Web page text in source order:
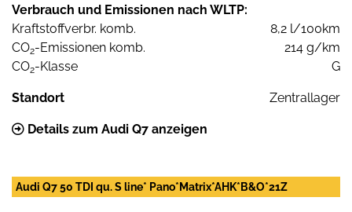
Verbrauch und Emissionen nach WLTP:
Kraftstoffverbr. komb.
8,2 l/100km
CO2-Emissionen komb.
214 g/km
CO2-Klasse G
Standort Zentrallager
Details zum Audi Q7 anzeigen
Audi Q7 50 TDI qu. S line* Pano*Matrix*AHK*B&O*21Z